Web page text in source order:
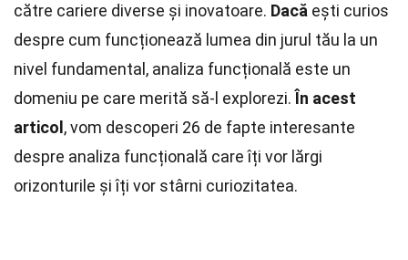
către cariere diverse și inovatoare. Dacă ești curios
despre cum funcționează lumea din jurul tău la un
nivel fundamental, analiza funcțională este un
domeniu pe care merită să-l explorezi. În acest
articol , vom descoperi 26 de fapte interesante
despre analiza funcțională care îți vor lărgi
orizonturile și îți vor stârni curiozitatea.